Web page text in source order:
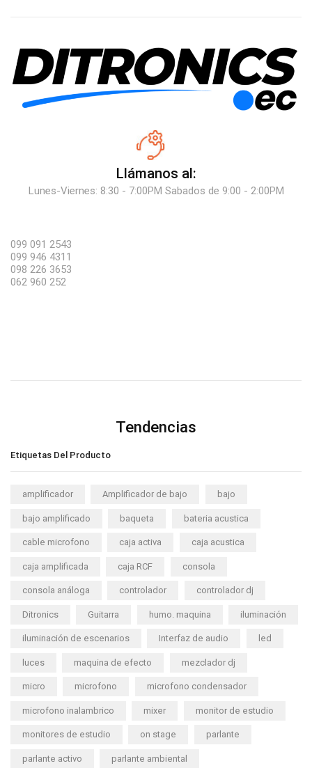
Llámanos al:
Lunes-Viernes: 8:30 - 7:00PM Sabados de 9:00 - 2:00PM
099 091 2543
099 946 4311
098 226 3653
062 960 252
Tendencias
Etiquetas Del Producto
amplificador Amplificador de bajo bajo
bajo amplificado baqueta bateria acustica
cable microfono caja activa caja acustica
caja amplificada caja RCF consola
consola análoga controlador controlador dj
Ditronics Guitarra humo. maquina iluminación
iluminación de escenarios Interfaz de audio led
luces maquina de efecto mezclador dj
micro microfono microfono condensador
microfono inalambrico mixer monitor de estudio
monitores de estudio on stage parlante
parlante activo parlante ambiental